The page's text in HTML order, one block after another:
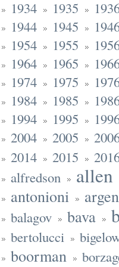
1934 1935
1944
1945
1954
1955
1964
1965
1974
1975
1984
1985
1994
1995
2004
2005
2014
2015
alfredson
allen
antonioni
balagov bava
bertolucci
boorman